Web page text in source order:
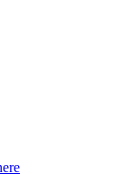
på nett i